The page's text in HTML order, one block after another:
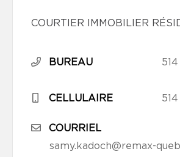
COURTIER IMMOBILIER
BUREAU
CELLULAIRE
COURRIEL
samy.kadoch@remax-